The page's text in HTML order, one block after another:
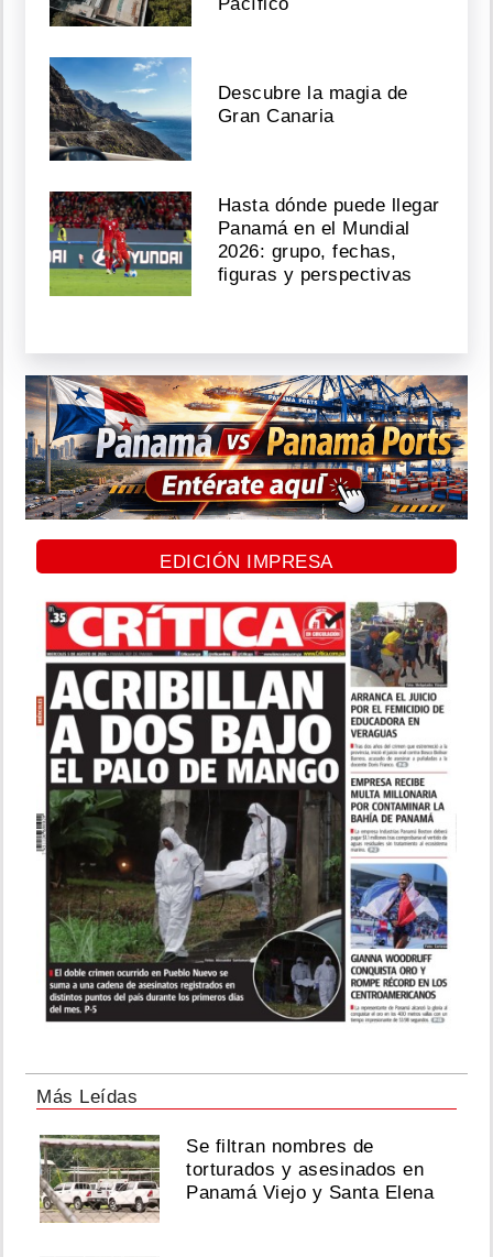
Pacífico
Descubre la magia de
Gran Canaria
Hasta dónde puede llegar
Panamá en el Mundial
2026: grupo, fechas,
figuras y perspectivas
EDICIÓN IMPRESA
Más Leídas
Se filtran nombres de
torturados y asesinados en
Panamá Viejo y Santa Elena